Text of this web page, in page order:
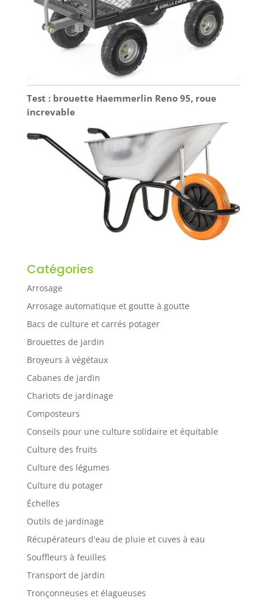
Test : brouette Haemmerlin Reno 95, roue
increvable
Catégories
Arrosage
Arrosage automatique et goutte à goutte
Bacs de culture et carrés potager
Brouettes de jardin
Broyeurs à végétaux
Cabanes de jardin
Chariots de jardinage
Composteurs
Conseils pour une culture solidaire et équitable
Culture des fruits
Culture des légumes
Culture du potager
Échelles
Outils de jardinage
Récupérateurs d'eau de pluie et cuves à eau
Souffleurs à feuilles
Transport de jardin
Tronçonneuses et élagueuses